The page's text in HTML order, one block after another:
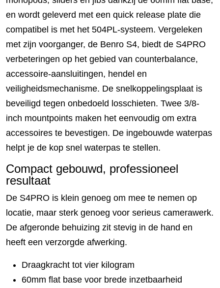
en wordt geleverd met een quick release plate die
compatibel is met het 504PL-systeem. Vergeleken
met zijn voorganger, de Benro S4, biedt de S4PRO
verbeteringen op het gebied van counterbalance,
accessoire-aansluitingen, hendel en
veiligheidsmechanisme. De snelkoppelingsplaat is
beveiligd tegen onbedoeld losschieten. Twee 3/8-
inch mountpoints maken het eenvoudig om extra
accessoires te bevestigen. De ingebouwde waterpas
helpt je de kop snel waterpas te stellen.
Compact gebouwd, professioneel
resultaat
De S4PRO is klein genoeg om mee te nemen op
locatie, maar sterk genoeg voor serieus camerawerk.
De afgeronde behuizing zit stevig in de hand en
heeft een verzorgde afwerking.
Draagkracht tot vier kilogram
60mm flat base voor brede inzetbaarheid